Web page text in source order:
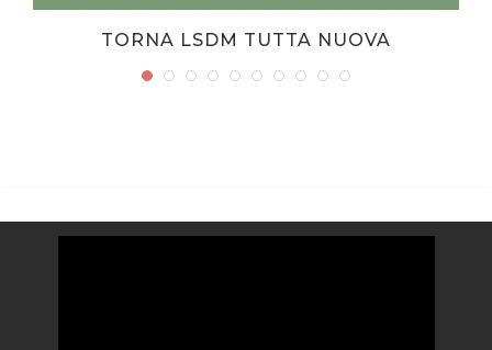
TORNA LSDM TUTTA NUOVA